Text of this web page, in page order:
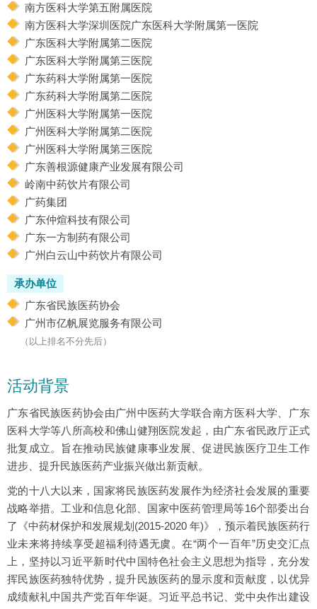
南方医科大学第五附属医院
南方医科大学深圳医院广东医科大学附属第一医院
广东医科大学附属第二医院
广东医科大学附属第三医院
广东药科大学附属第一医院
广东药科大学附属第二医院
广州医科大学附属第一医院
广州医科大学附属第二医院
广州医科大学附属第三医院
广东善根源健康产业发展有限公司
岭南中药饮片有限公司
广药集团
广东仲煊科技有限公司
广东一方制药有限公司
广州白云山中药饮片有限公司
承办单位
广东省民族医药协会
广州市亿帆展览服务有限公司
（以上排名不分先后）
活动背景
广东省民族医药协会由广州中医药大学联合南方医科大学、广东
医科大学等八所高校和佛山健翔医院发起，由广东省民政厅正式
批复成立。旨在推动民族健康事业发展、促进民族医疗卫生工作
进步、提升民族医药产业振兴做出新贡献。
党的十八大以来，国家将民族医药发展作为经济社会发展的重要
战略举措。工业和信息化部、国家中医药管理局等16个部委出台
了《中药材保护和发展规划(2015-2020 年)》，预示着民族医药行
业未来将持续享受超福利待遇无虞。在“两个一百年”历史交汇点
上，坚持以习近平新时代中国特色社会主义思想为指导，充分发
挥民族医药独特优势，提升民族医药的显示度和贡献度，以优异
成绩献礼中国共产党百年华诞。习近平总书记、党中央作出建设